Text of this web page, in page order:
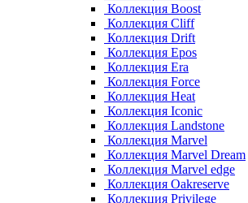
Коллекция Boost
Коллекция Cliff
Коллекция Drift
Коллекция Epos
Коллекция Era
Коллекция Force
Коллекция Heat
Коллекция Iconic
Коллекция Landstone
Коллекция Marvel
Коллекция Marvel Dream
Коллекция Marvel edge
Коллекция Oakreserve
Коллекция Privilege